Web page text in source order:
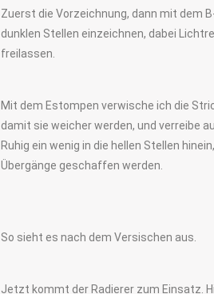
Zuerst die Vorzeichnung, dann mit dem
dunklen Stellen einzeichnen, dabei
freilassen.
Mit dem Estompen verwische ich die
damit sie weicher werden, und verreibe
Ruhig ein wenig in die hellen Stellen
Übergänge geschaffen werden.
So sieht es nach dem Versischen aus.
Jetzt kommt der Radierer zum Einsatz.